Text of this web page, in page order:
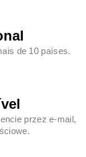
de 10 países.
przez e-mail,